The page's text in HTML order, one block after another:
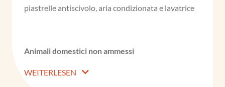
piastrelle antiscivolo, aria condizionata e lavatrice
Animali domestici non ammessi
WEITERLESEN